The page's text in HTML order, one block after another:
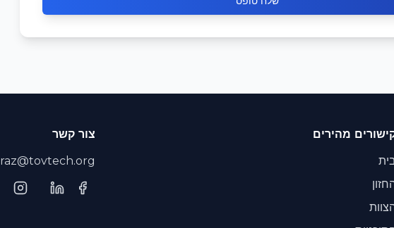
מהירים
צור קשר
raz@tovtech.org